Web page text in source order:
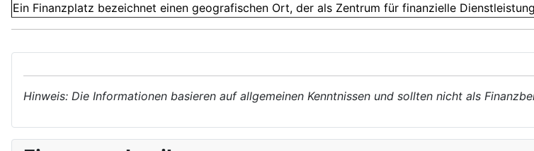
Ein Finanzplatz bezeichnet einen geografischen Ort, der als Zentrum für finanzielle
Hinweis: Die Informationen basieren auf allgemeinen Kenntnissen und sollten nicht als